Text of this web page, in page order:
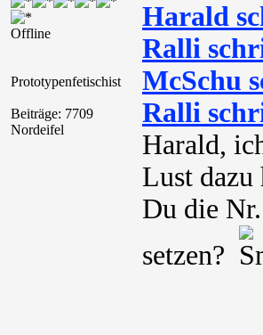
Offline
Prototypenfetischist
Beiträge: 7709
Nordeifel
Harald
Ralli
McSchu
Ralli
Harald,
Lust dazu
Du die
setzen?